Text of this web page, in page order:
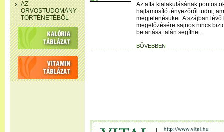
AZ
ORVOSTUDOMÁNY
TÖRTÉNETÉBŐL
Az afta kialakulásának pontos
hajlamosító tényezőről tudni,
megjelenésüket. A szájban
megelőzésére sajnos nincs
betartása talán segíthet.
BŐVEBBEN